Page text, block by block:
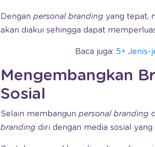
Dengan personal branding yang tepat,
akan diakui sehingga dapat
Baca juga: 5+ Jenis-
Mengembangkan
Sosial
Selain membangun personal branding
branding diri dengan media sosial